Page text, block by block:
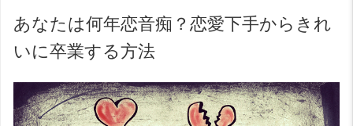
あなたは何年恋音痴？恋愛下手からきれ
いに卒業する方法